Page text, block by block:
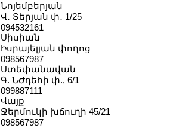
Նոյեմբերյան
Վ․ Տերյան փ․ 1/25
094532161
Սիսիան
Իսրայելյան փողոց
098567987
Ստեփանավան
Գ. ՆԺդեհի փ., 6/1
099887111
Վայք
Ջերմուկի խճուղի 45/21
098567987